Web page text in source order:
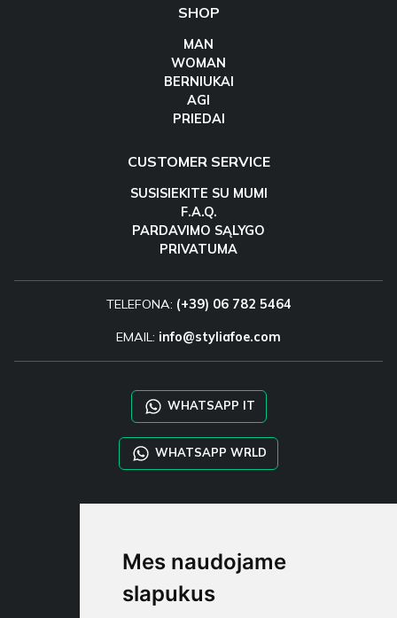
Mes naudojame
slapukus
SHOP
MAN
WOMAN
BERNIUKAI
AGI
PRIEDAI
CUSTOMER SERVICE
SUSISIEKITE SU MUMI
F.A.Q.
PARDAVIMO SĄLYGO
PRIVATUMA
TELEFONA: (+39) 06 782 5464
EMAIL: info@styliafoe.com
WHATSAPP IT
WHATSAPP WRLD
STYLIA SERVICES
TAYLOR MADE ORDERS
DROPSHIPPING